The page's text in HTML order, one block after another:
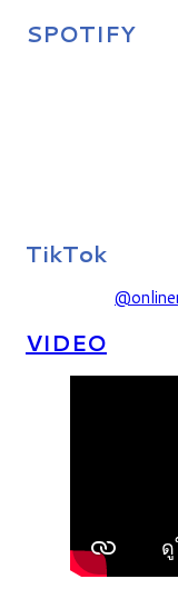
SPOTIFY
TikTok
VIDEO